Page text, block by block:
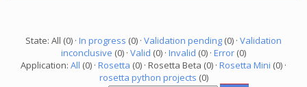
State: All (0) · In progress (0) · Validation pending (0) · Validation
inconclusive (0) · Valid (0) · Invalid (0) · Error (0)
Application: All (0) · Rosetta (0) · Rosetta Beta (0) · Rosetta Mini (0) ·
rosetta python projects (0)